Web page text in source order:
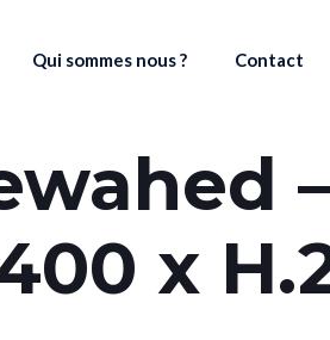
Qui sommes nous ? Contact
x